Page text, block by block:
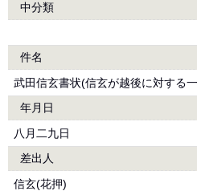
中分類
件名
武田信玄書状(信玄が越後に対する
年月日
八月二九日
差出人
信玄(花押)